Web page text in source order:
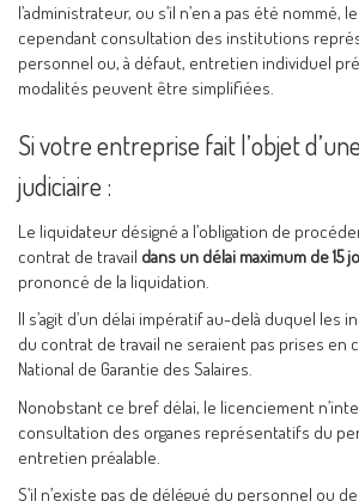
l’administrateur, ou s’il n’en a pas été nommé,
cependant consultation des institutions
personnel ou, à défaut, entretien individuel
modalités peuvent être simplifiées.
Si votre entreprise fait l’objet
judiciaire :
Le liquidateur désigné a l’obligation de
contrat de travail dans un délai maximum de 15
prononcé de la liquidation.
Il s’agit d’un délai impératif au-delà duquel les
du contrat de travail ne seraient pas prises en
National de Garantie des Salaires.
Nonobstant ce bref délai, le licenciement
consultation des organes représentatifs du
entretien préalable.
S’il n’existe pas de délégué du personnel ou